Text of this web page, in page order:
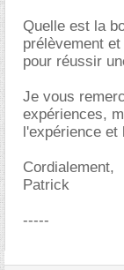
Quelle est la
prélèvement
pour réussir
Je vous
expériences,
l'expérience et
Cordialement,
Patrick
-----